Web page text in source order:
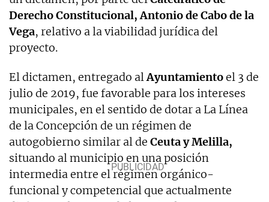
Derecho Constitucional, Antonio de Cabo de la
Vega, relativo a la viabilidad jurídica del
proyecto.
El dictamen, entregado alAyuntamientoel 3 de
julio de 2019, fue favorable para los intereses
municipales, en el sentido de dotar a La Línea
de la Concepción de un régimen de
autogobierno similar al de Ceuta y Melilla,
situando al municipio en una posición
intermedia entre el régimen orgánico-
funcional y competencial que actualmente